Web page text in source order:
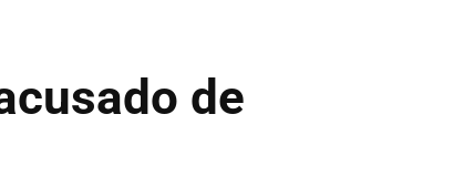
de